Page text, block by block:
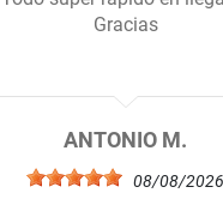
Gracias
ANTONIO M.
08/08/2026